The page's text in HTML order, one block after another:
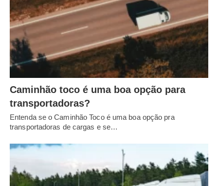
Caminhão toco é uma boa opção para
transportadoras?
Entenda se o Caminhão Toco é uma boa opção pra
transportadoras de cargas e se…